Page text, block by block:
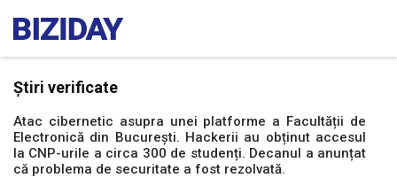
Știri verificate
Atac cibernetic asupra unei platforme a Facultății de
Electronică din București. Hackerii au obținut accesul
la CNP-urile a circa 300 de studenți. Decanul a anunțat
că problema de securitate a fost rezolvată.